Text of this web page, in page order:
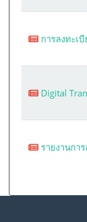
การลงทะเ
Digital
รายงานกา